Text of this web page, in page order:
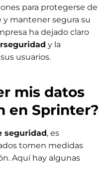
para protegerse de
mantener segura su
ha dejado claro
y la
usuarios.
mis datos
en Sprinter?
seguridad, es
tomen medidas
Aquí hay algunas